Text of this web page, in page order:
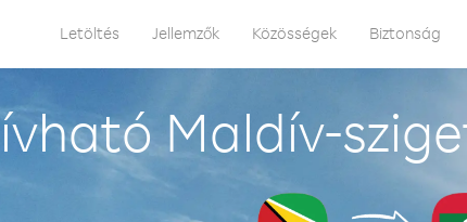
Letöltés Jellemzők Közösségek Biztonság
Maldív-